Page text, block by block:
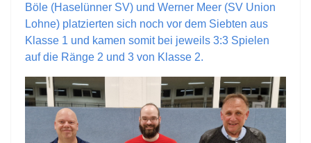
Böle (Haselünner SV) und Werner Meer (SV Union
Lohne) platzierten sich noch vor dem Siebten aus
Klasse 1 und kamen somit bei jeweils 3:3 Spielen
auf die Ränge 2 und 3 von Klasse 2.